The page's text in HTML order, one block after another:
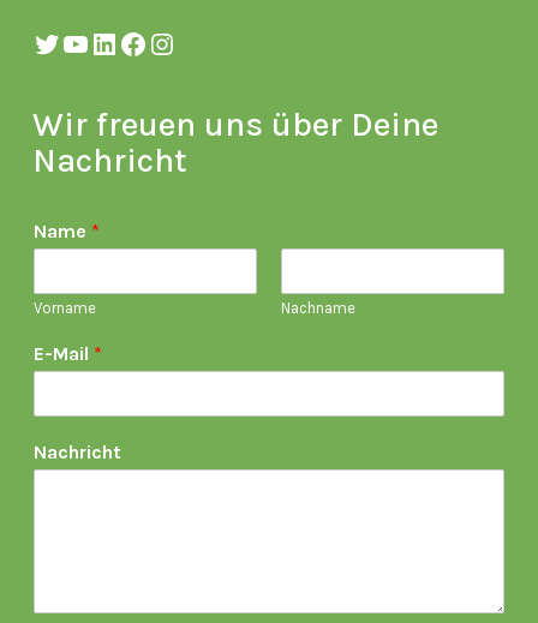
Twitter
YouTube
LinkedIn
Facebook
Instagram
Wir freuen uns über Deine
Nachricht
Name *
Vorname Nachname
E-Mail *
Nachricht